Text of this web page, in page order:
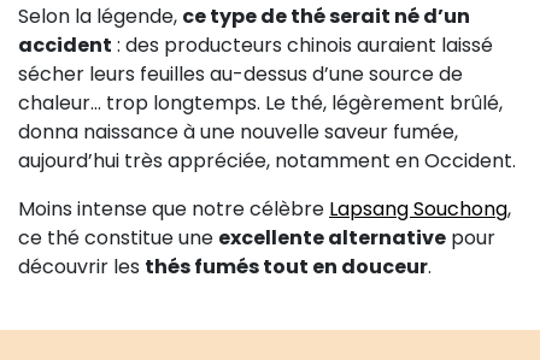
Selon la légende, ce type de thé serait né d’un
accident : des producteurs chinois auraient laissé
sécher leurs feuilles au-dessus d’une source de
chaleur… trop longtemps. Le thé, légèrement brûlé,
donna naissance à une nouvelle saveur fumée,
aujourd’hui très appréciée, notamment en Occident.
Moins intense que notre célèbre Lapsang Souchong,
ce thé constitue une excellente alternative pour
découvrir les thés fumés tout en douceur.